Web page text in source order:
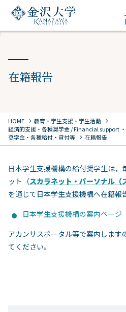
在籍報告
HOME chevron_right 教育・学生支援・学生活動 chevron_right
経済的支援・各種奨学金 / Financial support
奨学金・各種給付・貸付等 chevron_right 在籍報告
日本学生支援機構の給付奨学生は
ット（スカラネット・パーソナル（
を通じて日本学生支援機構へ在籍報
日本学生支援機構の案内ページ
アカンサスポータル等で案内します
てください。